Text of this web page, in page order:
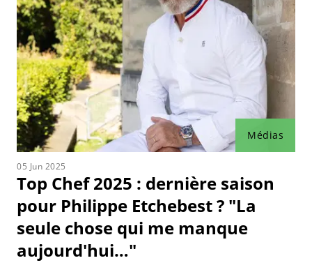
Médias
05 Jun 2025
Top Chef 2025 : dernière saison
pour Philippe Etchebest ? "La
seule chose qui me manque
aujourd'hui…"